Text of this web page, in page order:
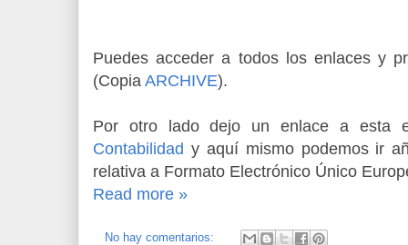
Puedes acceder a todos los enlaces y
(Copia ARCHIVE).
Por otro lado dejo un enlace a esta
Contabilidad y aquí mismo podemos ir
relativa a Formato Electrónico Único
Read more »
No hay comentarios: